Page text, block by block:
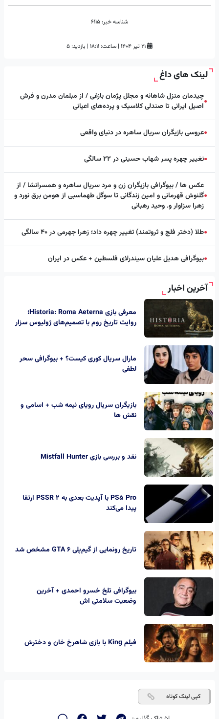
شناسه خبر:
| ساعت: ۱۸:۱۱ | بازدید: 5
لینک های داغ
●چیدمان منزل شاهانه و مجلل پژمان بازغی / از مبلمان مدرن و فرش
اصیل ایرانی تا صندلی کلاسیک و پرده‌های اعیانی
●عروسی بازیگران سریال ساهره در دنیای واقعی
●تغییر چهره پسر شهاب حسینی در ۲۲ سالگی
●
عکس ها / بیوگرافی بازیگران زن و مرد سریال ساهره و همسرانشا / از
گلنوش قهرمانی و امین زندگانی تا سوگل طهماسبی از هومن برق نورد و
زهرا سزاوار و. وحید رهبانی
●طلا (دختر فلج و ثروتمند) تغییر چهره داد؛ زهرا جهرمی در ۴۰ سالگی
●بیوگرافی هدیل علیان سیندرلای فلسطین + عکس در ایران
آخرین اخبار
معرفی بازی Historia: Roma Aeterna؛
روایت تاریخ روم با تصمیم‌های ژولیوس سزار
مارال سریال کوری کیست؟ + بیوگرافی سحر
لطفی
بازیگران سریال رویای نیمه شب + اسامی و
نقش ها
نقد و بررسی بازی Mistfall Hunter
PS5 Pro با آپدیت بعدی به PSSR 2 ارتقا
پیدا می‌کند
تاریخ رونمایی از گیم‌پلی GTA 6 مشخص شد
بیوگرافی تلخ خسرو احمدی + آخرین
وضعیت سلامتی اش
فیلم King با بازی شاهرخ خان و دخترش
کپی لینک کوتاه